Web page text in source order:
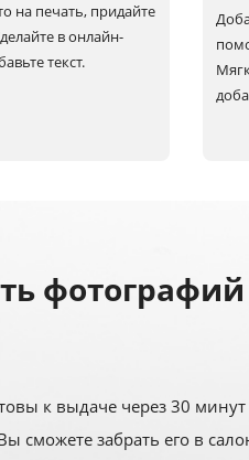
на печать, придайте
в онлайн-
текст.
фотографий
к выдаче через 30 минут
сможете забрать его в